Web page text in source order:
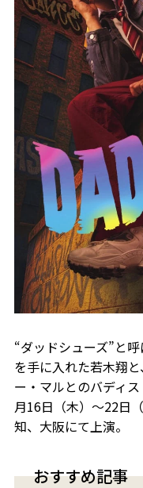
“ダッドシューズ”と
を手に入れた若木翔
ー・マルとのバディ
月16日（木）～22日
知、大阪にて上演。
おすすめ記事